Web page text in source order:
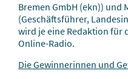
Bremen GmbH (ekn)) und
(Geschäftsführer,
wird je eine Redaktion für
Online-Radio.
Die Gewinnerinnen und